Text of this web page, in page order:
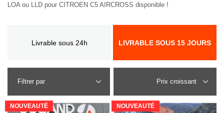
LOA ou LLD pour CITROEN C5 AIRCROSS disponible !
Livrable sous 24h LIVRABLE SOUS 15 JOURS
Filtrer par
NOUVEAUTÉ NOUVEAUTÉ